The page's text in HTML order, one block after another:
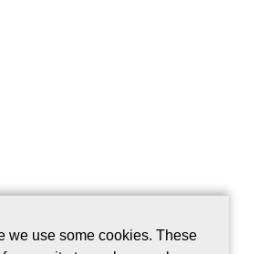
we use some cookies. These